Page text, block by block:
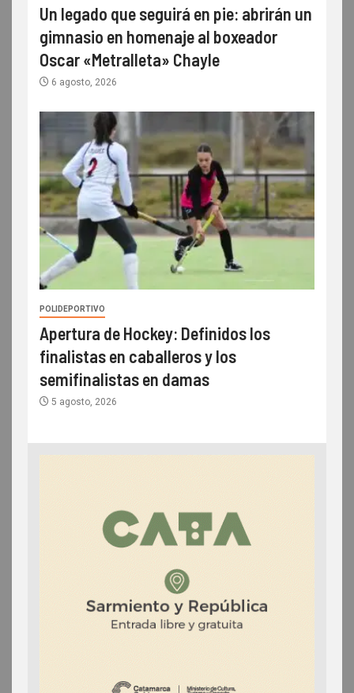
Un legado que seguirá en pie: abrirán un
gimnasio en homenaje al boxeador
Oscar «Metralleta» Chayle
6 agosto, 2026
POLIDEPORTIVO
Apertura de Hockey: Definidos los
finalistas en caballeros y los
semifinalistas en damas
5 agosto, 2026